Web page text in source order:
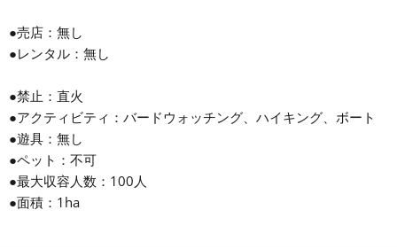
●売店：無し
●レンタル：無し
●禁止：直火
●アクティビティ：バードウォッチング、ハイキング、ボート
●遊具：無し
●ペット：不可
●最大収容人数：100人
●面積：1ha